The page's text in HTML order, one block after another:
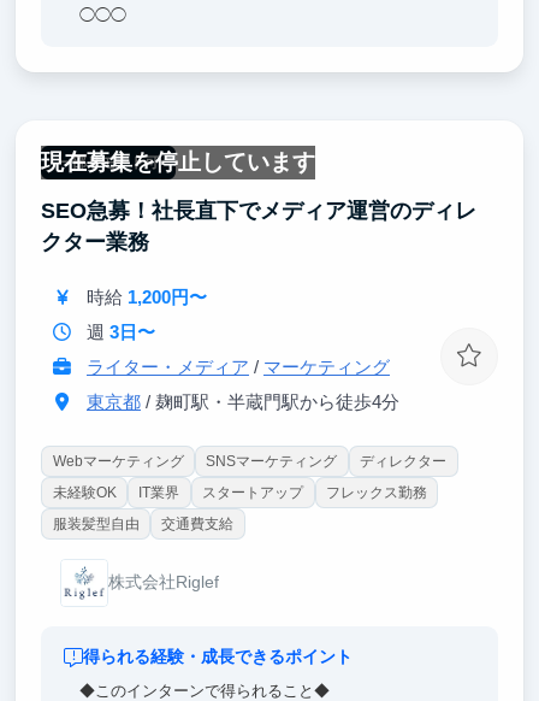
◯◯◯
現在募集を停止しています
一部リモート可
SEO急募！社長直下でメディア運営のディレ
クター業務
時給 1,200円〜
週 3日〜
ライター・メディア / マーケティング
東京都/ 麹町駅・半蔵門駅から徒歩4分
Webマーケティング SNSマーケティング
ディレクター
未経験OK
IT業界 スタートアップ
フレックス勤務
服装髪型自由
交通費支給
株式会社Riglef
得られる経験・成長できるポイント
◆このインターンで得られること◆